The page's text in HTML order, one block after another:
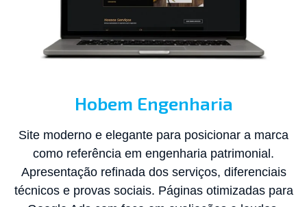
Hobem Engenharia
Site moderno e elegante para posicionar a marca
como referência em engenharia patrimonial.
Apresentação refinada dos serviços, diferenciais
técnicos e provas sociais. Páginas otimizadas para